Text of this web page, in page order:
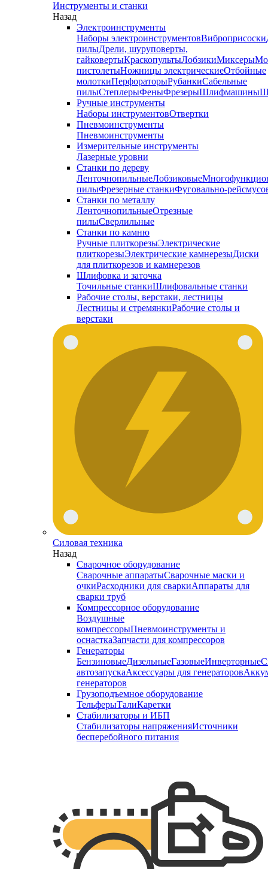
Инструменты и станки
Назад
Электроинструменты
Наборы электроинструментовВиброприсоски
пилыДрели, шуруповерты,
гайковертыКраскопультыЛобзикиМиксеры
пистолетыНожницы электрическиеОтбойные
молоткиПерфораторыРубанкиСабельные
пилыСтеплерыФеныФрезерыШлифмашины
Ручные инструменты
Наборы инструментовОтвертки
Пневмоинструменты
Пневмоинструменты
Измерительные инструменты
Лазерные уровни
Станки по дереву
ЛенточнопильныеЛобзиковые
пилыФрезерные станкиФуговально-
Станки по металлу
ЛенточнопильныеОтрезные
пилыСверлильные
Станки по камню
Ручные плиткорезыЭлектрические
плиткорезыЭлектрические камнерезыДиски
для плиткорезов и камнерезов
Шлифовка и заточка
Точильные станкиШлифовальные станки
Рабочие столы, верстаки, лестницы
Лестницы и стремянкиРабочие столы и
верстаки
Силовая техника
Назад
Сварочное оборудование
Сварочные аппаратыСварочные маски и
очкиРасходники для сваркиАппараты для
сварки труб
Компрессорное оборудование
Воздушные
компрессорыПневмоинструменты и
оснасткаЗапчасти для компрессоров
Генераторы
БензиновыеДизельныеГазовыеИнверторные
автозапускаАксессуары для генераторов
генераторов
Грузоподъемное оборудование
ТельферыТалиКаретки
Стабилизаторы и ИБП
Стабилизаторы напряженияИсточники
бесперебойного питания